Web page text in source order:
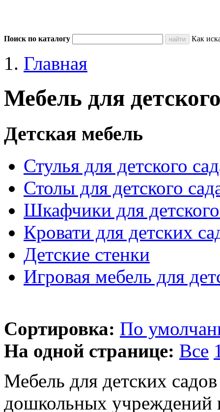
Поиск по каталогу Как
Главная
Мебель для
Детская мебель
Стулья для детского
Столы для детского
Шкафчики для
Кровати для детских
Детские стенки
Игровая мебель для
Сортировка: По
На одной странице: Все
Мебель для детских
дошкольных учреждений